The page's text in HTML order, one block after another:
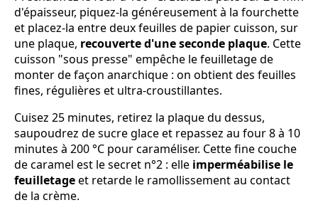
d'épaisseur, piquez-la généreusement à la fourchette
et placez-la entre deux feuilles de papier cuisson, sur
une plaque, recouverte d'une seconde plaque. Cette
cuisson "sous presse" empêche le feuilletage de
monter de façon anarchique : on obtient des feuilles
fines, régulières et ultra-croustillantes.
Cuisez 25 minutes, retirez la plaque du dessus,
saupoudrez de sucre glace et repassez au four 8 à 10
minutes à 200 °C pour caraméliser. Cette fine couche
de caramel est le secret n°2 : elle imperméabilise le
feuilletageet retarde le ramollissement au contact
de la crème.